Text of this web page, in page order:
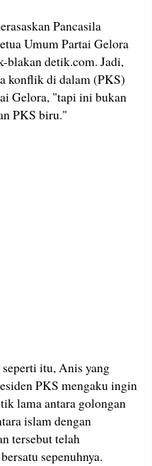
Pancasila
Umum Partai Gelora
blakan detik.com. Jadi,
konflik di dalam (PKS)
Gelora, "tapi ini bukan
PKS biru."
seperti itu, Anis yang
PKS mengaku ingin
lama antara golongan
islam dengan
tersebut telah
sepenuhnya.